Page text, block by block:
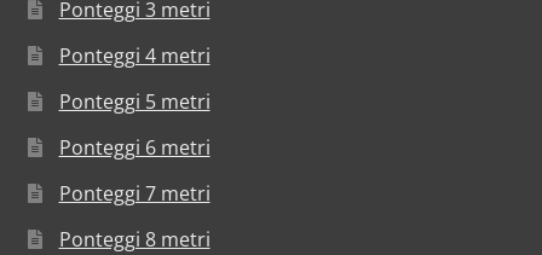
Ponteggi 3 metri
Ponteggi 4 metri
Ponteggi 5 metri
Ponteggi 6 metri
Ponteggi 7 metri
Ponteggi 8 metri